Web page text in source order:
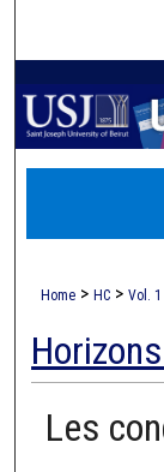
Home > HC > Vol. 1
Les